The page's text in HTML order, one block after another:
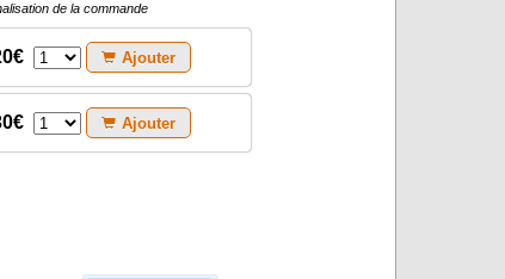
de la commande
Ajouter
Ajouter